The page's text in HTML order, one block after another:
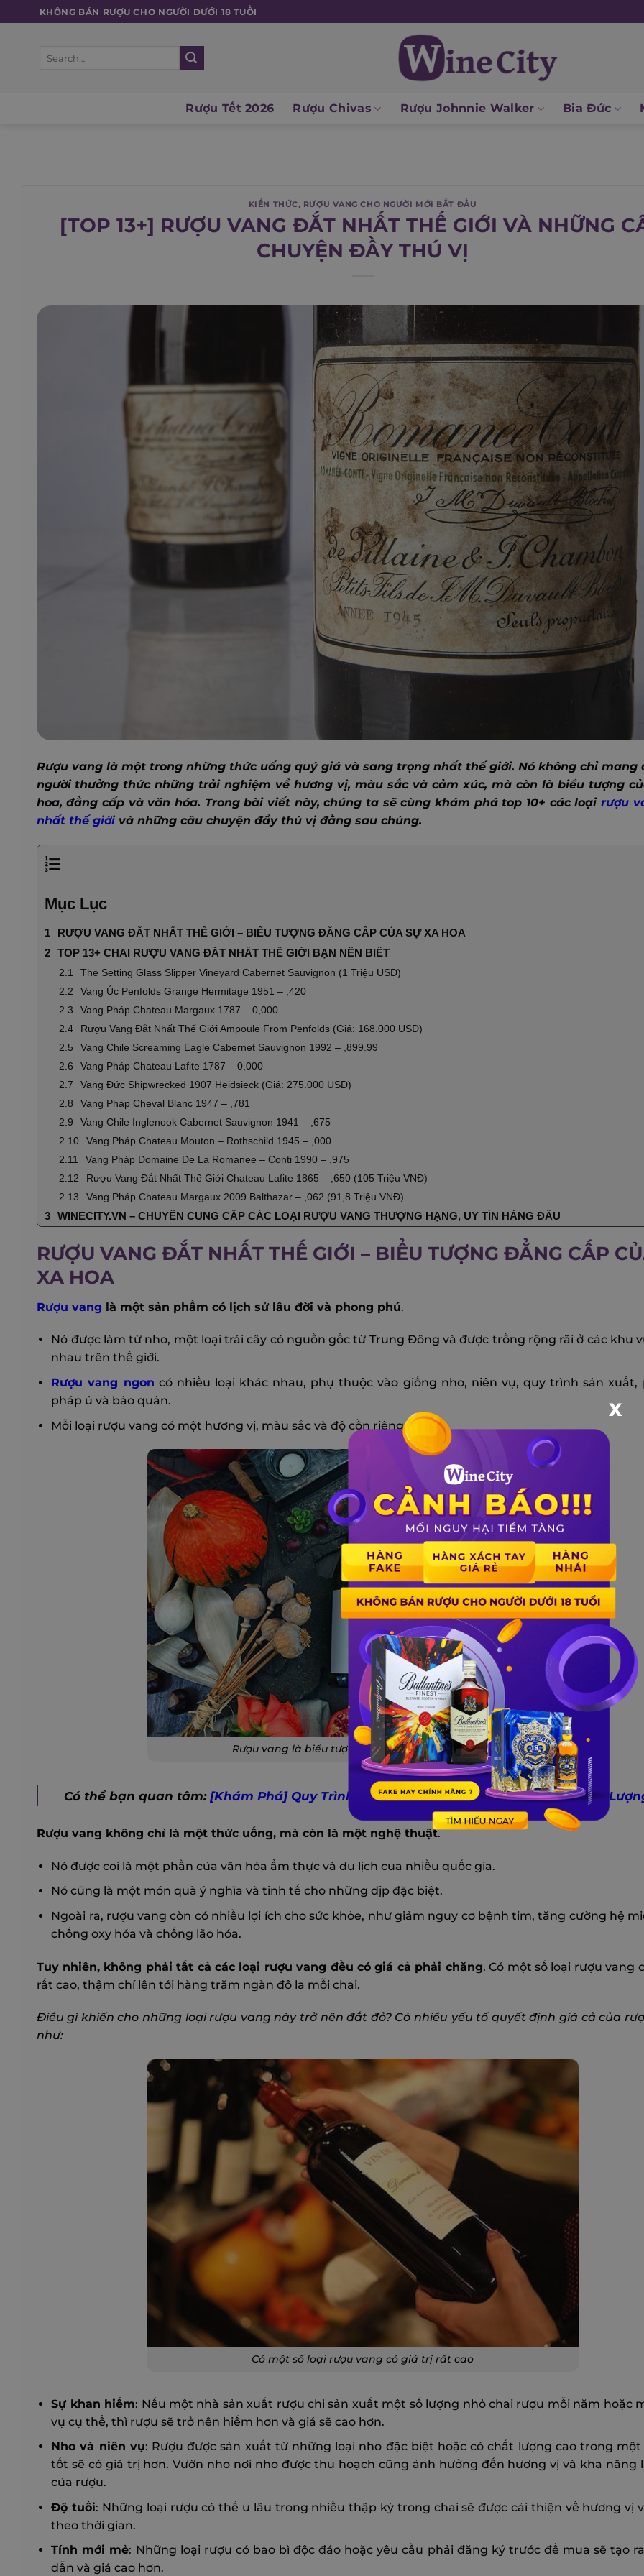
to
KHÔNG BÁN RƯỢU CHO NGƯỜI DƯỚI 18 TUỔI
Rượu Tết 2026 Rượu Chivas Rượu Johnnie Walker Bia Đức
KIẾN THỨC, RƯỢU VANG CHO NGƯỜI MỚI BẮT ĐẦU
[TOP 13+] RƯỢU VANG ĐẮT NHẤT THẾ GIỚI VÀ NHỮNG
CHUYỆN ĐẦY THÚ VỊ
Rượu vang là một trong những thức uống quý giá và sang trọng nhất thế giới. Nó không chỉ mang
người thưởng thức những trải nghiệm về hương vị, màu sắc và cảm xúc, mà còn là biểu tượng
hoa, đẳng cấp và văn hóa. Trong bài viết này, chúng ta sẽ cùng khám phá top 10+ các loạirượu
nhất thế giớivà những câu chuyện đầy thú vị đằng sau chúng.
Mục Lục
RƯỢU VANG ĐẮT NHẤT THẾ GIỚI – BIỂU TƯỢNG ĐẲNG CẤP CỦA SỰ XA HOA
TOP 13+ CHAI RƯỢU VANG ĐẮT NHẤT THẾ GIỚI BẠN NÊN BIẾT
The Setting Glass Slipper Vineyard Cabernet Sauvignon (1 Triệu USD)
Vang Úc Penfolds Grange Hermitage 1951 – ,420
Vang Pháp Chateau Margaux 1787 – 0,000
Rượu Vang Đắt Nhất Thế Giới Ampoule From Penfolds (Giá: 168.000 USD)
Vang Chile Screaming Eagle Cabernet Sauvignon 1992 – ,899.99
Vang Pháp Chateau Lafite 1787 – 0,000
Vang Đức Shipwrecked 1907 Heidsieck (Giá: 275.000 USD)
Vang Pháp Cheval Blanc 1947 – ,781
Vang Chile Inglenook Cabernet Sauvignon 1941 – ,675
Vang Pháp Chateau Mouton – Rothschild 1945 – ,000
Vang Pháp Domaine De La Romanee – Conti 1990 – ,975
Rượu Vang Đắt Nhất Thế Giới Chateau Lafite 1865 – ,650 (105 Triệu VNĐ)
Vang Pháp Chateau Margaux 2009 Balthazar – ,062 (91,8 Triệu VNĐ)
WINECITY.VN – CHUYÊN CUNG CẤP CÁC LOẠI RƯỢU VANG THƯỢNG HẠNG, UY TÍN HÀNG ĐẦU
RƯỢU VANG ĐẮT NHẤT THẾ GIỚI – BIỂU TƯỢNG ĐẲNG CẤP
XA HOA
Rượu vang là một sản phẩm có lịch sử lâu đời và phong phú.
Nó được làm từ nho, một loại trái cây có nguồn gốc từ Trung Đông và được trồng rộng rãi ở các khu
nhau trên thế giới.
Rượu vang ngon có nhiều loại khác nhau, phụ thuộc vào giống nho, niên vụ, quy trình sản xuất,
pháp ủ và bảo quản.
Mỗi loại rượu vang có một hương vị, màu sắc và độ cồn riêng biệt.
Rượu vang là biểu tượng đẳng cấp của sự xa hoa
Có thể bạn quan tâm:[Khám Phá] Quy Trình Sản Xuất Rượu Vang Đạt Chuẩn, Chất
Rượu vang không chỉ là một thức uống, mà còn là một nghệ thuật.
Nó được coi là một phần của văn hóa ẩm thực và du lịch của nhiều quốc gia.
Nó cũng là một món quà ý nghĩa và tinh tế cho những dịp đặc biệt.
Ngoài ra, rượu vang còn có nhiều lợi ích cho sức khỏe, như giảm nguy cơ bệnh tim, tăng cường hệ
chống oxy hóa và chống lão hóa.
Tuy nhiên, không phải tất cả các loại rượu vang đều có giá cả phải chăng. Có một số loại rượu vang
rất cao, thậm chí lên tới hàng trăm ngàn đô la mỗi chai.
Điều gì khiến cho những loại rượu vang này trở nên đắt đỏ? Có nhiều yếu tố quyết định giá cả của
như:
Có một số loại rượu vang có giá trị rất cao
Sự khan hiếm: Nếu một nhà sản xuất rượu chỉ sản xuất một số lượng nhỏ chai rượu mỗi năm hoặc
vụ cụ thể, thì rượu sẽ trở nên hiếm hơn và giá sẽ cao hơn.
Nho và niên vụ: Rượu được sản xuất từ những loại nho đặc biệt hoặc có chất lượng cao trong
tốt sẽ có giá trị hơn. Vườn nho nơi nho được thu hoạch cũng ảnh hưởng đến hương vị và khả năng
của rượu.
Độ tuổi: Những loại rượu có thể ủ lâu trong nhiều thập kỷ trong chai sẽ được cải thiện về hương vị
theo thời gian.
Tính mới mẻ: Những loại rượu có bao bì độc đáo hoặc yêu cầu phải đăng ký trước để mua sẽ tạo
dẫn và giá cao hơn.
X